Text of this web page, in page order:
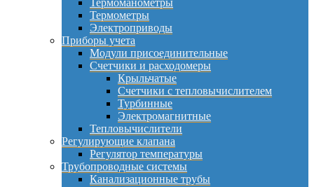
Термоманометры
Термометры
Электроприводы
Приборы учета
Модули присоединительные
Счетчики и расходомеры
Крыльчатые
Счетчики с тепловычислителем
Турбинные
Электромагнитные
Тепловычислители
Регулирующие клапана
Регулятор температуры
Трубопроводные системы
Канализационные трубы